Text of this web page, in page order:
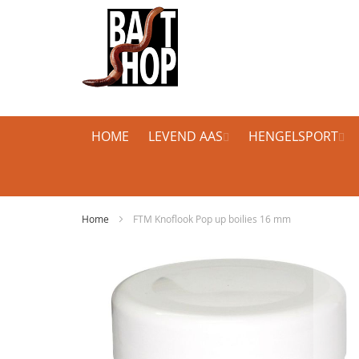
HOME LEVEND AAS HENGELSPORT
Home FTM Knoflook Pop up boilies 16 mm